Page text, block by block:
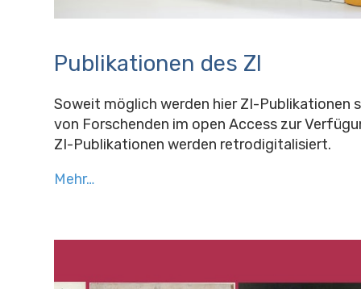
Publikationen des ZI
Soweit möglich werden hier ZI-Publikationen
von Forschenden im open Access zur
ZI-Publikationen werden retrodigitalisiert.
Mehr…